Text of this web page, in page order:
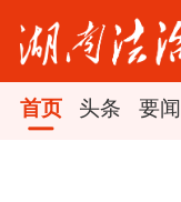
首页 头条 要闻